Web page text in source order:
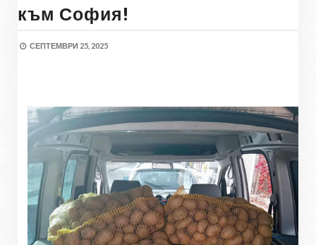
към София!
СЕПТЕМВРИ 25, 2025